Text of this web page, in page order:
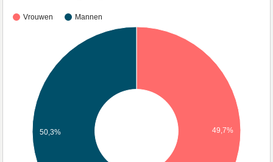
Vrouwen Mannen
49,7%
50,3%